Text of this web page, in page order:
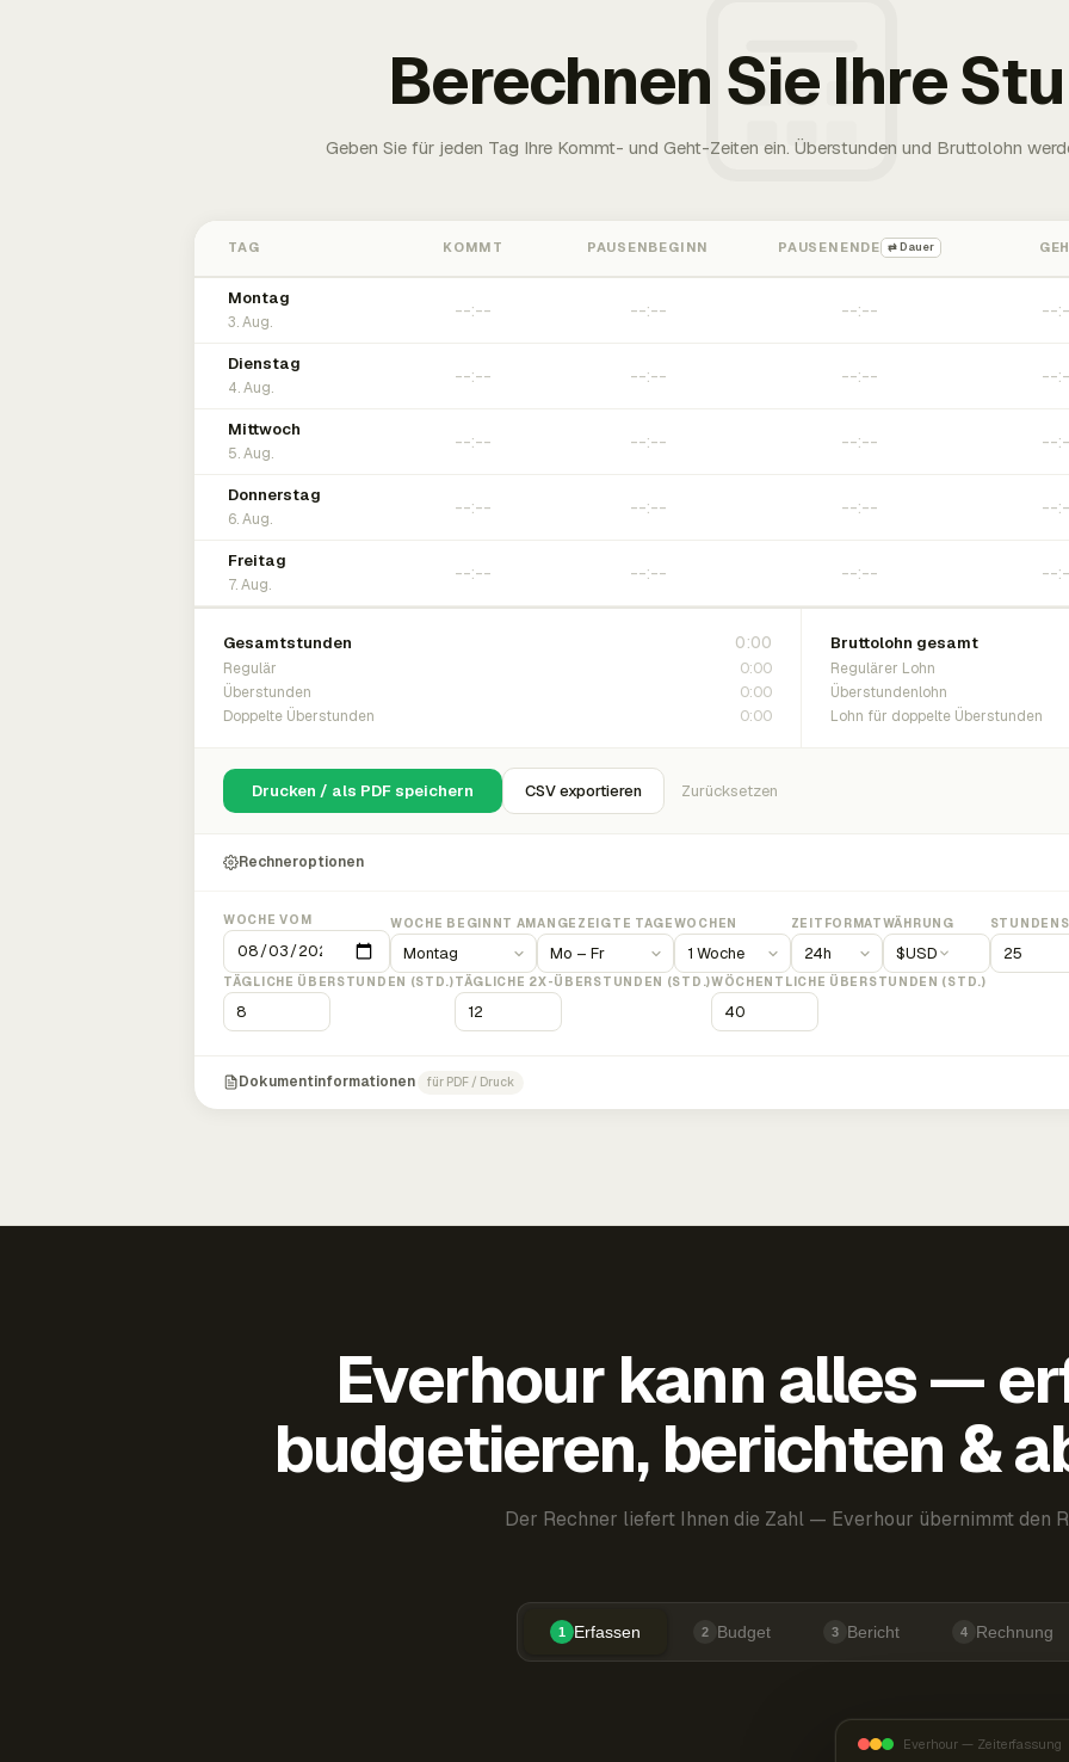
Berechnen Sie Ihre
Geben Sie für jeden Tag Ihre Kommt- und Geht-Zeiten ein. Überstunden und Bruttolohn
TAG KOMMT PAUSENBEGINN PAUSENENDE ⇄ Dauer
Montag
3. Aug.
Dienstag
4. Aug.
Mittwoch
5. Aug.
Donnerstag
6. Aug.
Freitag
7. Aug.
Gesamtstunden 0:00
Regulär 0:00
Überstunden 0:00
Doppelte Überstunden 0:00
Bruttolohn gesamt
Regulärer Lohn
Überstundenlohn
Lohn für doppelte Überstunden
Drucken / als PDF speichern CSV exportieren Zurücksetzen
Rechneroptionen
WOCHE VOM WOCHE BEGINNT AMANGEZEIGTE TAGEWOCHEN ZEITFORMATWÄHRUNG
$USD
TÄGLICHE ÜBERSTUNDEN (STD.)TÄGLICHE 2X-ÜBERSTUNDEN (STD.)WÖCHENTLICHE ÜBERSTUNDEN (STD.)
Dokumentinformationen für PDF / Druck
Everhour kann alles —
budgetieren, berichten &
Der Rechner liefert Ihnen die Zahl — Everhour übernimmt den
1 Erfassen 2 Budget 3 Bericht 4 Rechnung
Everhour — Zeiterfassung